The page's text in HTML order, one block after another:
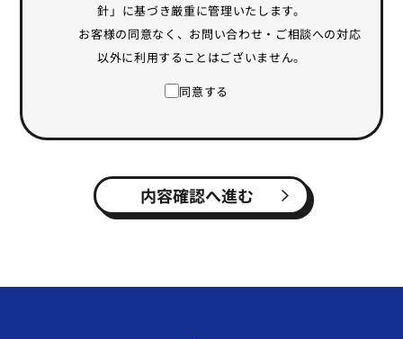
針」に基づき厳重に管理いたします。
お客様の同意なく、お問い合わせ・ご相談への対応
以外に利用することはございません。
同意する
内容確認へ進む